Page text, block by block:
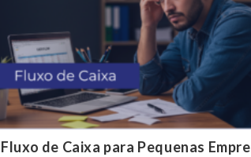
Fluxo de Caixa para Pequenas